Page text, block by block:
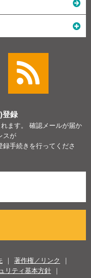
登録
ます。 確認メールが届か
スが
手続きを行ってくださ
著作権／リンク
リティ基本方針